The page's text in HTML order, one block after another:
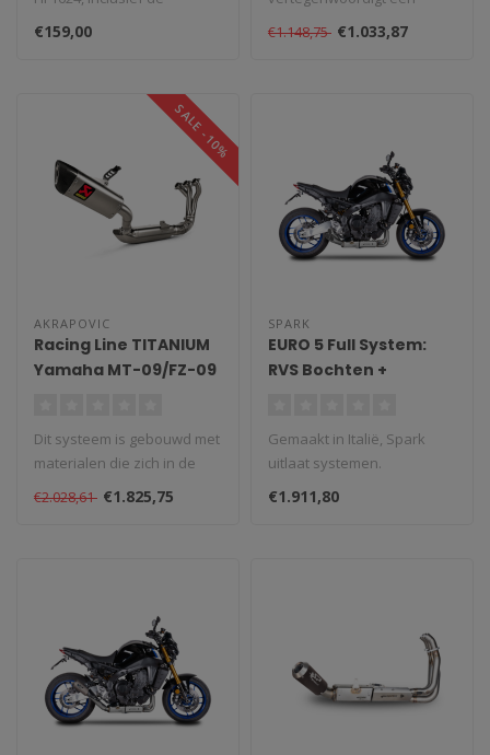
uitlaatklem, beugel en
bevestigi..
€159,00
volledige stap in het
afstemmingsproces van ..
€1.148,75 €1.033,87
SALE -10%
AKRAPOVIC
Racing Line TITANIUM
Yamaha MT-09/FZ-09
Dit systeem is gebouwd met
materialen die zich in de
racesport hebben
bewezen. D..
€2.028,61 €1.825,75
SPARK
EURO 5 Full System:
RVS Bochten +
Yamaha MT-09/XSR
900 (2021-2025)
Gemaakt in Italië, Spark
uitlaat systemen.
Middenbok is niet meer te
gebruiken ..
€1.911,80